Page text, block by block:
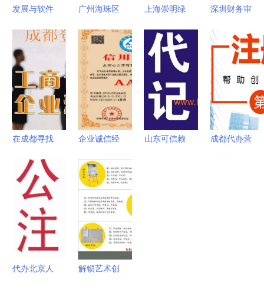
发展与软件
与代办理念
的融合
广州海珠区
景指南 代
理记账、工
商代理与软
件开发一站
式解决方案
上海崇明绿
全攻略 材
料清单与手
续流程详解
深圳财务审
为企业合规
护航的专业
选择
在成都寻找
司注册代办
服务 专业
选择与注意
事项
企业诚信经
证书代办服
务及软件开
发全方位解
决方案
山东可信赖
成都代办营
代办北京人
解锁艺术创